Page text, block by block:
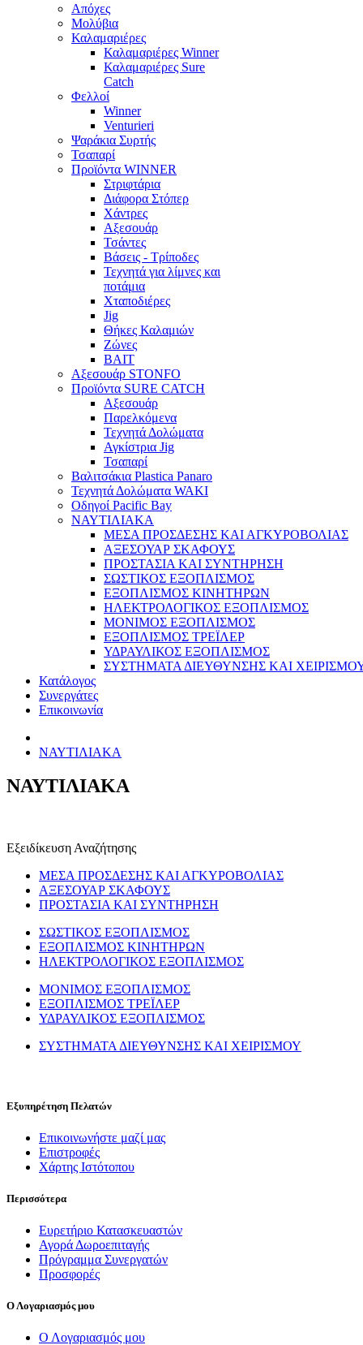
Απόχες
Μολύβια
Καλαμαριέρες
Καλαμαριέρες Winner
Καλαμαριέρες Sure
Catch
Φελλοί
Winner
Venturieri
Ψαράκια Συρτής
Τσαπαρί
Προϊόντα WINNER
Στριφτάρια
Διάφορα Στόπερ
Χάντρες
Αξεσουάρ
Τσάντες
Βάσεις - Τρίποδες
Τεχνητά για λίμνες και
ποτάμια
Χταποδιέρες
Jig
Θήκες Καλαμιών
Ζώνες
BAIT
Αξεσουάρ STONFO
Προϊόντα SURE CATCH
Αξεσουάρ
Παρελκόμενα
Τεχνητά Δολώματα
Αγκίστρια Jig
Τσαπαρί
Βαλιτσάκια Plastica Panaro
Τεχνητά Δολώματα WAKI
Οδηγοί Pacific Bay
ΝΑΥΤΙΛΙΑΚΑ
ΜΕΣΑ ΠΡΟΣΔΕΣΗΣ ΚΑΙ ΑΓΚΥΡΟΒΟΛΙΑΣ
ΑΞΕΣΟΥΑΡ ΣΚΑΦΟΥΣ
ΠΡΟΣΤΑΣΙΑ ΚΑΙ ΣΥΝΤΗΡΗΣΗ
ΣΩΣΤΙΚΟΣ ΕΞΟΠΛΙΣΜΟΣ
ΕΞΟΠΛΙΣΜΟΣ ΚΙΝΗΤΗΡΩΝ
ΗΛΕΚΤΡΟΛΟΓΙΚΟΣ ΕΞΟΠΛΙΣΜΟΣ
ΜΟΝΙΜΟΣ ΕΞΟΠΛΙΣΜΟΣ
ΕΞΟΠΛΙΣΜΟΣ ΤΡΕΪΛΕΡ
ΥΔΡΑΥΛΙΚΟΣ ΕΞΟΠΛΙΣΜΟΣ
ΣΥΣΤΗΜΑΤΑ ΔΙΕΥΘΥΝΣΗΣ ΚΑΙ
Κατάλογος
Συνεργάτες
Επικοινωνία
ΝΑΥΤΙΛΙΑΚΑ
ΝΑΥΤΙΛΙΑΚΑ
Εξειδίκευση Αναζήτησης
ΜΕΣΑ ΠΡΟΣΔΕΣΗΣ ΚΑΙ ΑΓΚΥΡΟΒΟΛΙΑΣ
ΑΞΕΣΟΥΑΡ ΣΚΑΦΟΥΣ
ΠΡΟΣΤΑΣΙΑ ΚΑΙ ΣΥΝΤΗΡΗΣΗ
ΣΩΣΤΙΚΟΣ ΕΞΟΠΛΙΣΜΟΣ
ΕΞΟΠΛΙΣΜΟΣ ΚΙΝΗΤΗΡΩΝ
ΗΛΕΚΤΡΟΛΟΓΙΚΟΣ ΕΞΟΠΛΙΣΜΟΣ
ΜΟΝΙΜΟΣ ΕΞΟΠΛΙΣΜΟΣ
ΕΞΟΠΛΙΣΜΟΣ ΤΡΕΪΛΕΡ
ΥΔΡΑΥΛΙΚΟΣ ΕΞΟΠΛΙΣΜΟΣ
ΣΥΣΤΗΜΑΤΑ ΔΙΕΥΘΥΝΣΗΣ ΚΑΙ ΧΕΙΡΙΣΜΟΥ
Εξυπηρέτηση Πελατών
Επικοινωνήστε μαζί μας
Επιστροφές
Χάρτης Ιστότοπου
Περισσότερα
Ευρετήριο Κατασκευαστών
Αγορά Δωροεπιταγής
Πρόγραμμα Συνεργατών
Προσφορές
Ο Λογαριασμός μου
Ο Λογαριασμός μου